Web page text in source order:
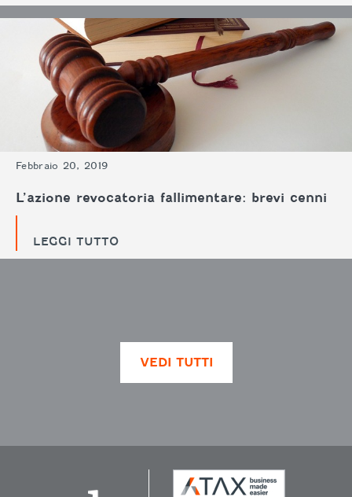
Febbraio 20, 2019
L’azione revocatoria fallimentare: brevi cenni
LEGGI TUTTO
VEDI TUTTI